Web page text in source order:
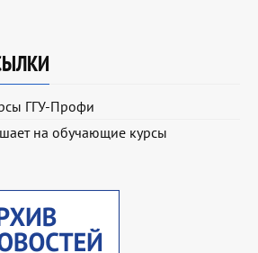
ГГУ-Профи
на обучающие курсы